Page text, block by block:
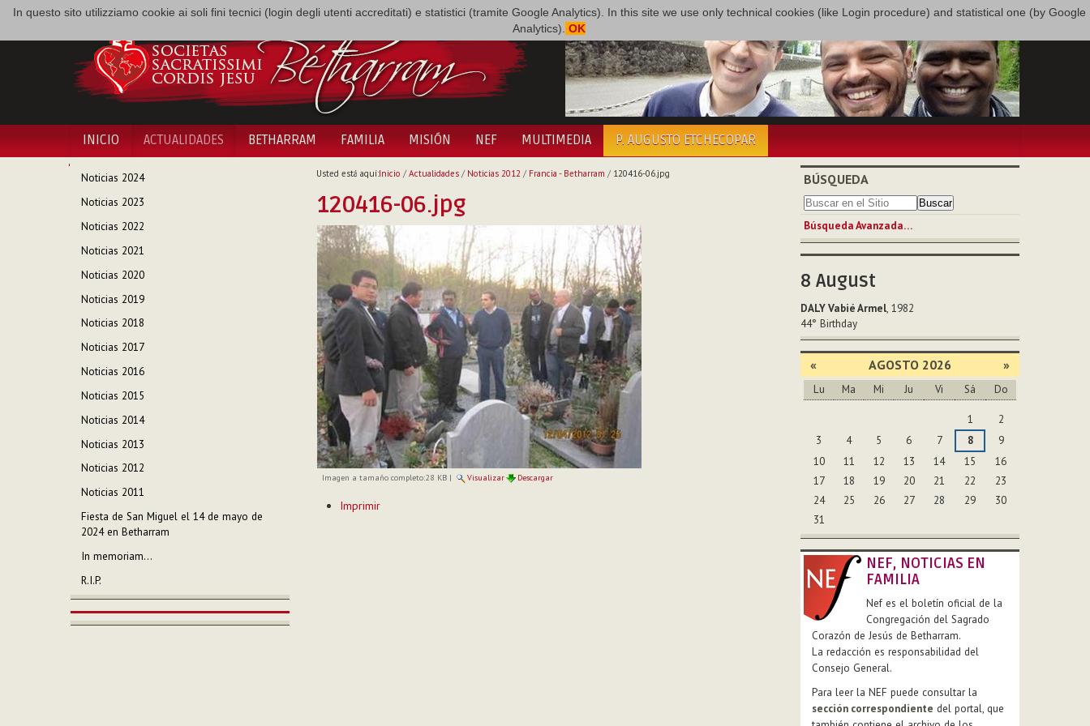
In questo sito utilizziamo cookie ai soli fini tecnici (login degli utenti accreditati) e statistici (tramite Google Analytics). In this site we use only technical cookies (like Login procedure) and statistical one (by Google
Analytics). OK
INICIO ACTUALIDADES BETHARRAM FAMILIA MISIÓN NEF MULTIMEDIA P. AUGUSTO ETCHECOPAR
NAVEGACIÓN
Noticias 2024
Noticias 2023
Noticias 2022
Noticias 2021
Noticias 2020
Noticias 2019
Noticias 2018
Noticias 2017
Noticias 2016
Noticias 2015
Noticias 2014
Noticias 2013
Noticias 2012
Noticias 2011
Fiesta de San Miguel el 14 de mayo de
2024 en Betharram
In memoriam...
R.I.P.
Usted está aquí:Inicio / Actualidades/ Noticias 2012 / Francia - Betharram / 120416-06.jpg
120416-06.jpg
Imagen a tamaño completo:28 KB| Visualizar Descargar
de
Imprimir
BÚSQUEDA
Búsqueda Avanzada…
8 August
DALY Vabié Armel, 1982
44° Birthday
« AGOSTO 2026 »
Lu Ma Mi Ju Vi Sá Do
1
2
3
4 5 6 7 8
9
10
11 12 13 14 15
16
17
18 19 20 21 22
23
24
25 26 27 28 29
30
31
NEF, NOTICIAS EN
FAMILIA
Nef es el boletín oficial de la
Congregación del Sagrado
Corazón de Jesús de Betharram.
La redacción es responsabilidad del
Consejo General.
Para leer la NEF puede consultar la
sección correspondiente del portal, que